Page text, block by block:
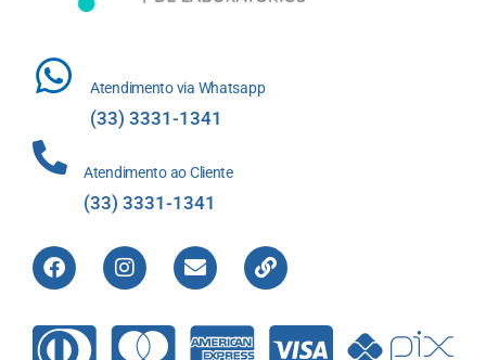
Atendimento via Whatsapp
(33) 3331-1341
Atendimento ao Cliente
(33) 3331-1341